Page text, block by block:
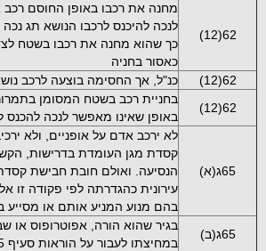
62(12)
מחנה את רכבו באופן החוסם רכב
לנכה להיכנס לרכבו הנושא תג
כך שהוא מחנה את רכבו בשטח
כאסור בחניה
62(12) כנ"ל, אך החסימה בוצעה לרכב
62(12)
בחניית רכב בשטח המסומן
באופן שאינו מאפשר לנכה להכנס
65ג(א)
לא ירכב אדם על אופניים, ולא
קסדת מגן העומדת בדרישות,
הנסיעה. ואולם חובת חבישת
עירונית כהגדרתה לפי פקודה זו
בהם מנוע המניע אותם או מסייע
65ג(ב)
בגיר שהוא הורה, אפוטרופוס או
במחיצתו לעבור על הוראות סעיף 65ג(א).